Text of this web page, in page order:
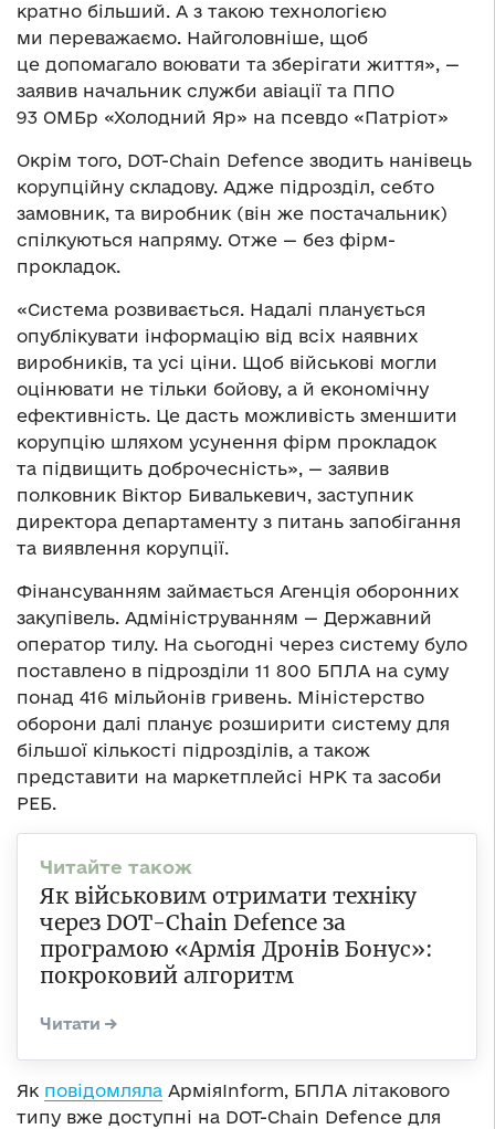
кратно більший. А з такою технологією
ми переважаємо. Найголовніше, щоб
це допомагало воювати та зберігати життя», —
заявив начальник служби авіації та ППО
93 ОМБр «Холодний Яр» на псевдо «Патріот»
Окрім того, DOT-Chain Defence зводить нанівець
корупційну складову. Адже підрозділ, себто
замовник, та виробник (він же постачальник)
спілкуються напряму. Отже — без фірм-
прокладок.
«Система розвивається. Надалі планується
опублікувати інформацію від всіх наявних
виробників, та усі ціни. Щоб військові могли
оцінювати не тільки бойову, а й економічну
ефективність. Це дасть можливість зменшити
корупцію шляхом усунення фірм прокладок
та підвищить доброчесність», — заявив
полковник Віктор Бивалькевич, заступник
директора департаменту з питань запобігання
та виявлення корупції.
Фінансуванням займається Агенція оборонних
закупівель. Адмініструванням — Державний
оператор тилу. На сьогодні через систему було
поставлено в підрозділи 11 800 БПЛА на суму
понад 416 мільйонів гривень. Міністерство
оборони далі планує розширити систему для
більшої кількості підрозділів, а також
представити на маркетплейсі НРК та засоби
РЕБ.
Як військовим отримати техніку
через DOT-Chain Defence за
програмою «Армія Дронів Бонус»:
покроковий алгоритм
Як повідомляла АрміяInform, БПЛА літакового
типу вже доступні на DOT-Chain Defence для